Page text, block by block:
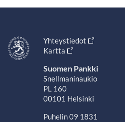
Yhteystiedot
Kartta
Suomen Pankki
Snellmaninaukio
PL 160
00101 Helsinki
Puhelin 09 1831